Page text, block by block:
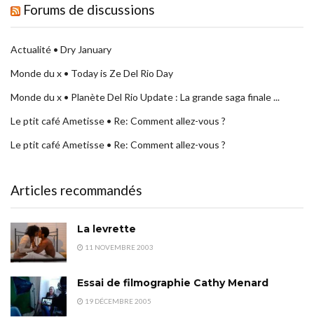
Forums de discussions
Actualité • Dry January
Monde du x • Today is Ze Del Rio Day
Monde du x • Planète Del Rio Update : La grande saga finale ...
Le ptit café Ametisse • Re: Comment allez-vous ?
Le ptit café Ametisse • Re: Comment allez-vous ?
Articles recommandés
La levrette
11 NOVEMBRE 2003
Essai de filmographie Cathy Menard
19 DÉCEMBRE 2005